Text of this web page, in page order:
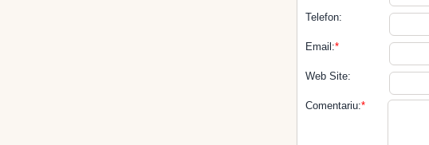
Telefon:
Email:*
Web Site:
Comentariu:*